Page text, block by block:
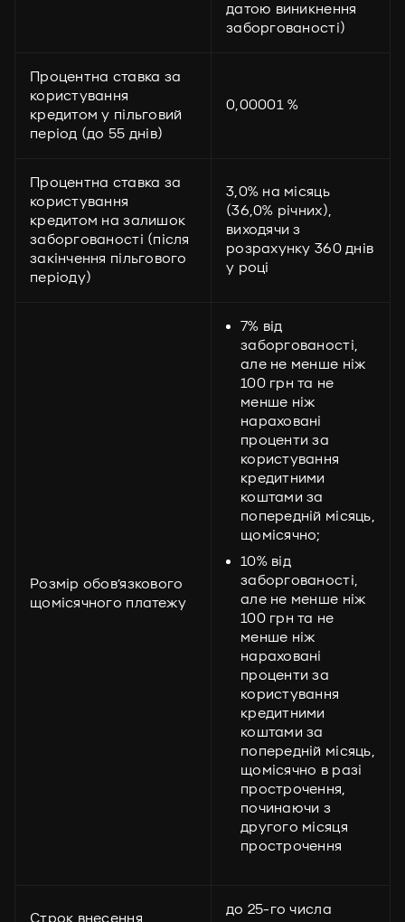
датою виникнення
заборгованості)
Процентна ставка за
користування
кредитом у пільговий
період (до 55 днів)
0,00001 %
Процентна ставка за
користування
кредитом на залишок
заборгованості (після
закінчення пільгового
періоду)
3,0% на місяць
(36,0% річних),
виходячи з
розрахунку 360 днів
у році
Розмір обов’язкового
щомісячного платежу
7% від
заборгованості,
але не менше ніж
100 грн та не
менше ніж
нараховані
проценти за
користування
кредитними
коштами за
попередній місяць,
щомісячно;
10% від
заборгованості,
але не менше ніж
100 грн та не
менше ніж
нараховані
проценти за
користування
кредитними
коштами за
попередній місяць,
щомісячно в разі
прострочення,
починаючи з
другого місяця
прострочення
Строк внесення
до 25-го числа